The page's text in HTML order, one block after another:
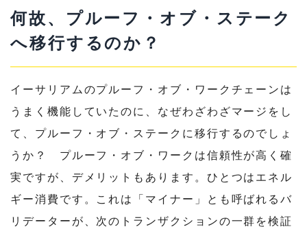
何故、プルーフ・オブ・ステーク
へ移行するのか？
イーサリアムのプルーフ・オブ・ワークチェーンは
うまく機能していたのに、なぜわざわざマージをし
て、プルーフ・オブ・ステークに移行するのでしょ
うか？ プルーフ・オブ・ワークは信頼性が高く確
実ですが、デメリットもあります。ひとつはエネル
ギー消費です。これは「マイナー」とも呼ばれるバ
リデーターが、次のトランザクションの一群を検証